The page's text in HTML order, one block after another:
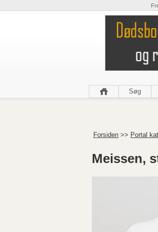
Søg
Forsiden >> Portal
Meissen,